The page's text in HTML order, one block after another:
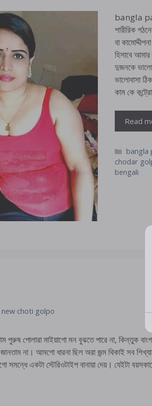
bangla
শারীরিক
বা
হিসাবে
দুজনকে
ভালোবাসা
কাম কে
Read
bangla
chodar
bengali
new choti golpo
পোলারা মাইয়াগো মন বুঝতে পারে না, কিন্তুক
না। আমগো ধারনা ছিল অরা জন্ম থিকাই সব
সমন্ধে একটা স্টেরিওটাইপ বানায়া দেয়। যেইটা